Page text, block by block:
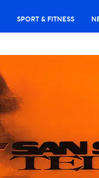
SPORT & FITNESS